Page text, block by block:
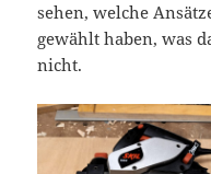
sehen, welche
gewählt haben, was
nicht.